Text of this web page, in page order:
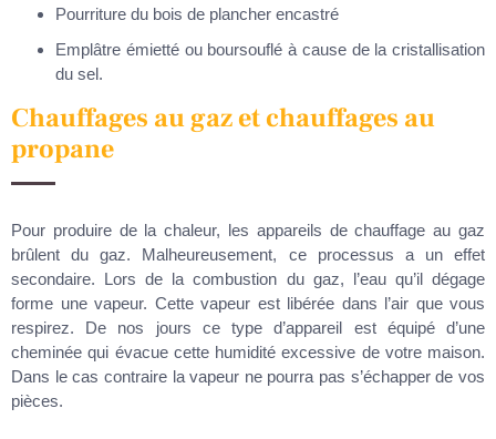
Pourriture du bois de plancher encastré
Emplâtre émietté ou boursouflé à cause de la cristallisation
du sel.
Chauffages au gaz et chauffages au
propane
Pour produire de la chaleur, les appareils de chauffage au gaz
brûlent du gaz. Malheureusement, ce processus a un effet
secondaire. Lors de la combustion du gaz, l’eau qu’il dégage
forme une vapeur. Cette vapeur est libérée dans l’air que vous
respirez. De nos jours ce type d’appareil est équipé d’une
cheminée qui évacue cette humidité excessive de votre maison.
Dans le cas contraire la vapeur ne pourra pas s’échapper de vos
pièces.